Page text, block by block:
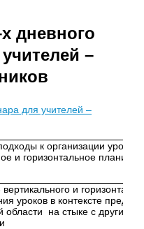
дневного
–
для учителей –
к организации урока.
и горизонтальное
и
уроков в контексте
области на стыке с другими